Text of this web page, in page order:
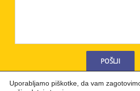
Uporabljamo piškotke, da vam